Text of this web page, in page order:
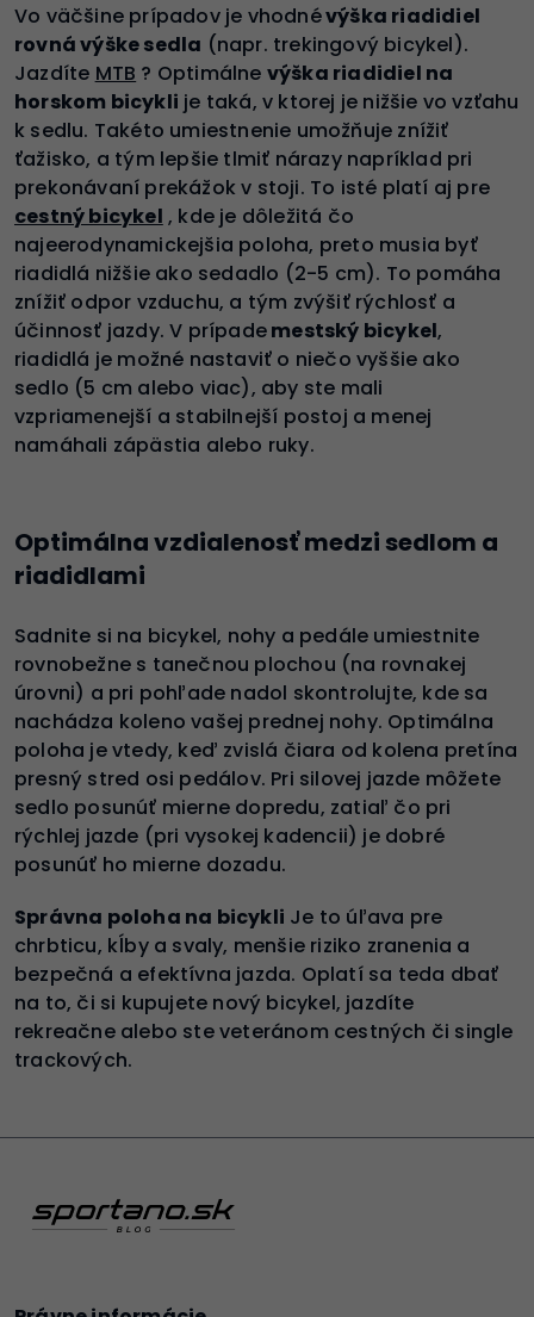
Vo väčšine prípadov je vhodnévýška riadidiel
rovná výške sedla (napr. trekingový bicykel).
Jazdíte MTB ? Optimálne výška riadidiel na
horskom bicykli je taká, v ktorej je nižšie vo vzťahu
k sedlu. Takéto umiestnenie umožňuje znížiť
ťažisko, a tým lepšie tlmiť nárazy napríklad pri
prekonávaní prekážok v stoji. To isté platí aj pre
cestný bicykel , kde je dôležitá čo
najeerodynamickejšia poloha, preto musia byť
riadidlá nižšie ako sedadlo (2-5 cm). To pomáha
znížiť odpor vzduchu, a tým zvýšiť rýchlosť a
účinnosť jazdy. V prípademestský bicykel,
riadidlá je možné nastaviť o niečo vyššie ako
sedlo (5 cm alebo viac), aby ste mali
vzpriamenejší a stabilnejší postoj a menej
namáhali zápästia alebo ruky.
Optimálna vzdialenosť medzi sedlom a
riadidlami
Sadnite si na bicykel, nohy a pedále umiestnite
rovnobežne s tanečnou plochou (na rovnakej
úrovni) a pri pohľade nadol skontrolujte, kde sa
nachádza koleno vašej prednej nohy. Optimálna
poloha je vtedy, keď zvislá čiara od kolena pretína
presný stred osi pedálov. Pri silovej jazde môžete
sedlo posunúť mierne dopredu, zatiaľ čo pri
rýchlej jazde (pri vysokej kadencii) je dobré
posunúť ho mierne dozadu.
Správna poloha na bicykli Je to úľava pre
chrbticu, kĺby a svaly, menšie riziko zranenia a
bezpečná a efektívna jazda. Oplatí sa teda dbať
na to, či si kupujete nový bicykel, jazdíte
rekreačne alebo ste veteránom cestných či single
trackových.